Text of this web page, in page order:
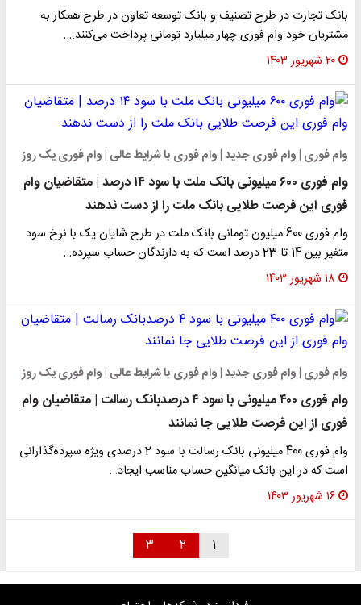
بانک تجارت در طرح تصنیف و بانک توسعه تعاون در طرح همکار به
مشتریان خود وام فوری چهار میلیارد تومانی پرداخت می‌کنند.…
۲۰ شهریور ۱۴۰۳
وام فوری | وام فوری جدید | وام فوری با شرایط عالی | وام فوری یک روز
وام فوری ۶۰۰ میلیونی بانک ملت با سود ۱۴ درصد | متقاضیان وام
فوری این فرصت طلایی بانک ملت را از دست ندهند
وام فوری 600 میلیون تومانی بانک ملت در طرح شایان یک با نرخ سود
متغیر بین 14 تا 23 درصد است که به دارندگان حساب سپرده…
۱۸ شهریور ۱۴۰۳
وام فوری | وام فوری جدید | وام فوری با شرایط عالی | وام فوری یک روز
وام فوری ۴۰۰ میلیونی با سود ۴ درصدبانک رسالت | متقاضیان وام
فوری از این فرصت طلایی جا نمانند
وام فوری 400 میلیونی بانک رسالت با سود 2 درصدی ویژه سپرده‌گذارانی
است که در این بانک میانگین حساب مناسب ایجاد…
۱۶ شهریور ۱۴۰۳
۱ ۲ ۳